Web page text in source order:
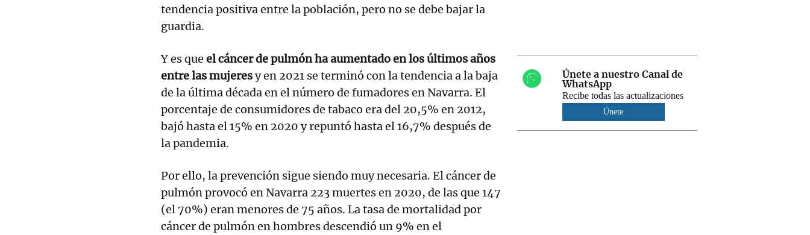
tendencia positiva entre la población, pero no se debe bajar la
guardia.
Y es que el cáncer de pulmón ha aumentado en los últimos años
entre las mujeresy en 2021 se terminó con la tendencia a la baja
de la última década en el número de fumadores en Navarra. El
porcentaje de consumidores de tabaco era del 20,5% en 2012,
bajó hasta el 15% en 2020 y repuntó hasta el 16,7% después de
la pandemia.
Por ello, la prevención sigue siendo muy necesaria. El cáncer de
pulmón provocó en Navarra 223 muertes en 2020, de las que 147
(el 70%) eran menores de 75 años. La tasa de mortalidad por
cáncer de pulmón en hombres descendió un 9% en el
Únete a nuestro Canal de
WhatsApp
Recibe todas las actualizaciones
Únete